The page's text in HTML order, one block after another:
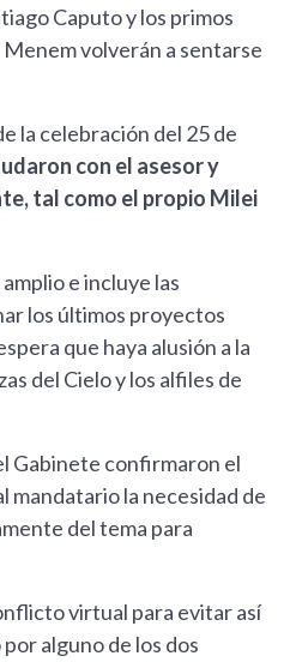
Caputo y los primos
volverán a sentarse
la celebración del 25 de
con el asesor y
tal como el propio Milei
e incluye las
los últimos proyectos
que haya alusión a la
del Cielo y los alfiles de
Gabinete confirmaron el
mandatario la necesidad de
del tema para
virtual para evitar así
alguno de los dos